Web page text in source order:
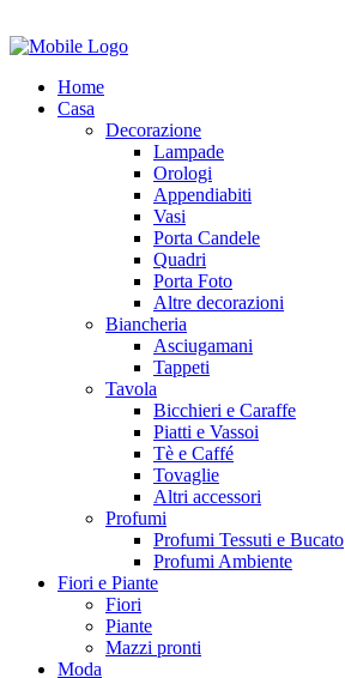
Home
Casa
Decorazione
Lampade
Orologi
Appendiabiti
Vasi
Porta Candele
Quadri
Porta Foto
Altre decorazioni
Biancheria
Asciugamani
Tappeti
Tavola
Bicchieri e Caraffe
Piatti e Vassoi
Tè e Caffé
Tovaglie
Altri accessori
Profumi
Profumi Tessuti e Bucato
Profumi Ambiente
Fiori e Piante
Fiori
Piante
Mazzi pronti
Moda